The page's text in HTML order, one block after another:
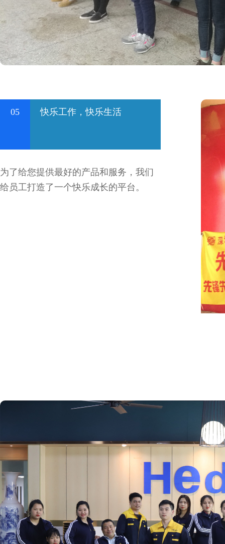
05 快乐工作，快乐生活
为了给您提供最好的产品和服务，我们
给员工打造了一个快乐成长的平台。